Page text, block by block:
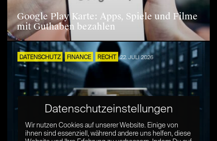
Google Play Karte: Apps, Spiele und Filme
mit Guthaben bezahlen
DATENSCHUTZ FINANCE RECHT 22. JULI 2026
Datenschutzeinstellungen
Wir nutzen Cookies auf unserer Website. Einige von
ihnen sind essenziell, während andere uns helfen, diese